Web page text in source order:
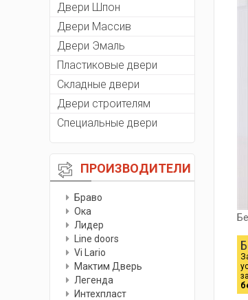
Двери Шпон
Двери Массив
Двери Эмаль
Пластиковые двери
Складные двери
Двери строителям
Специальные двери
ПРОИЗВОДИТЕЛИ
Браво
Ока
Лидер
Line doors
Vi Lario
Мактим Дверь
Легенда
Интехпласт